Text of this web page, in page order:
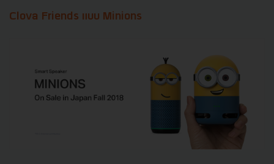
Clova Friends แบบ Minions